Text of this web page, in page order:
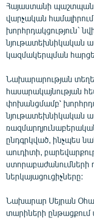
ԱՐԽԻՎ
ՏԵՍԱՆՅՈՒԹԵՐ
ԲԱՆԱՎԵՃ
ՓՈԴՔԱՍԹ
Հայերեն
English
Русский
ՀԵՏԵՎԵՔ ՄԵԶ
Հայաստանի
վարչական
խորհրդակցություն`
նյութատեխնիկական
կազմակերպման
Նախարարության
հասարակայնության
փոխանցմամբ՝
նյութատեխնիկական
ընդգրկված, ինչպես
աուդիտի,
ստորաբաժանումների
ներկայացուցիչները:
Նախարար Սեյրան
տարիների